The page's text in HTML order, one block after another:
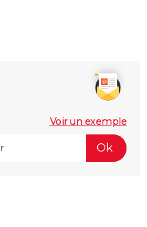
Voir un exemple